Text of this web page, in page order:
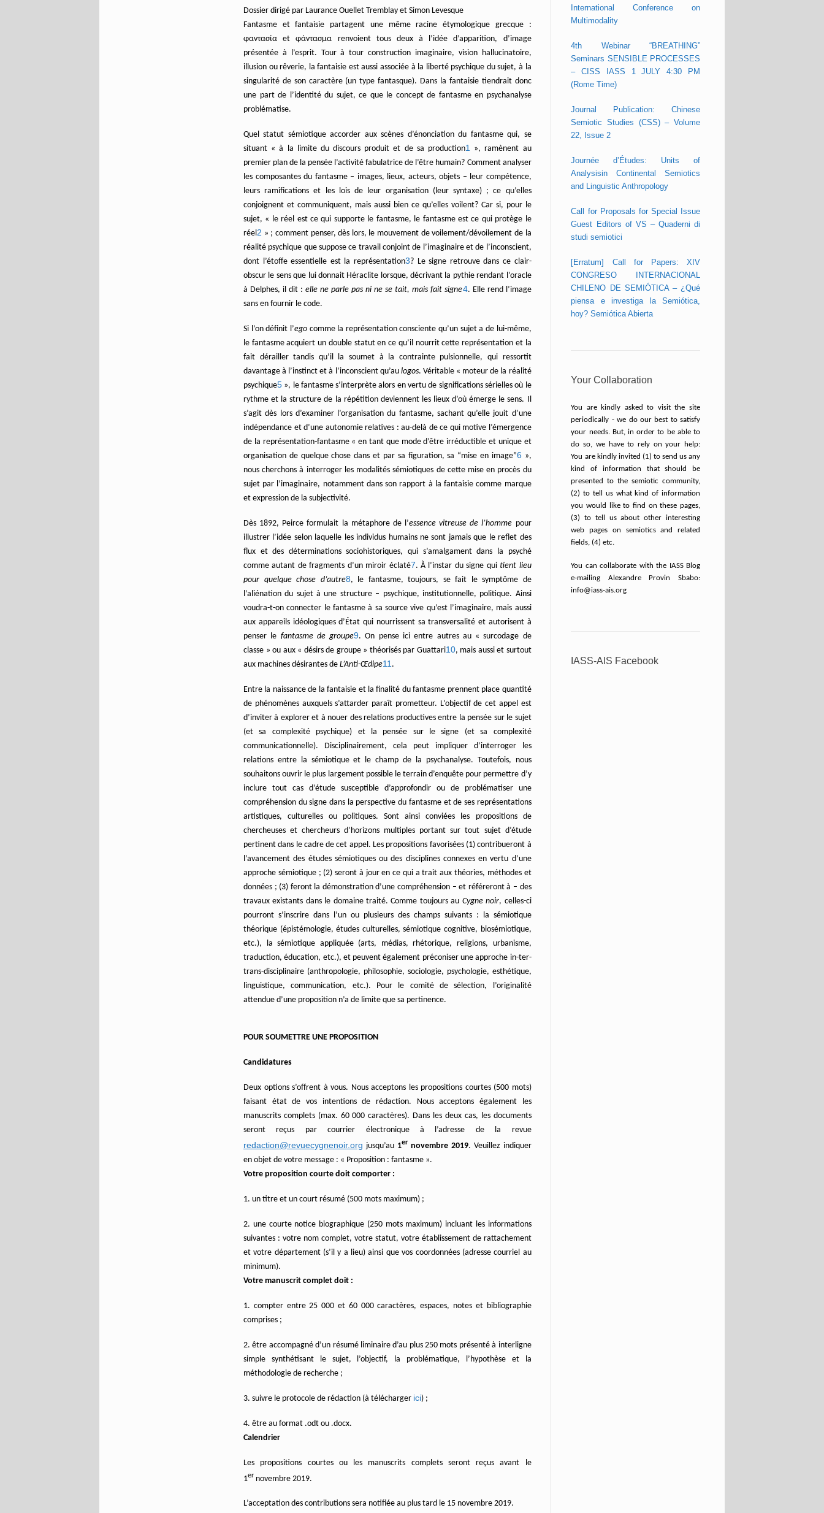
Dossier dirigé par Laurance Ouellet Tremblay et Simon Levesque
Fantasme et fantaisie partagent une même racine étymologique grecque :
φαντασία et φάντασμα renvoient tous deux à l’idée d’apparition, d’image
présentée à l’esprit. Tour à tour construction imaginaire, vision hallucinatoire,
illusion ou rêverie, la fantaisie est aussi associée à la liberté psychique du sujet, à la
singularité de son caractère (un type fantasque). Dans la fantaisie tiendrait donc
une part de l’identité du sujet, ce que le concept de fantasme en psychanalyse
problématise.
Quel statut sémiotique accorder aux scènes d’énonciation du fantasme qui, se
situant « à la limite du discours produit et de sa production1
», ramènent au
premier plan de la pensée l’activité fabulatrice de l’être humain? Comment analyser
les composantes du fantasme – images, lieux, acteurs, objets – leur compétence,
leurs ramifications et les lois de leur organisation (leur syntaxe) ; ce qu’elles
conjoignent et communiquent, mais aussi bien ce qu’elles voilent? Car si, pour le
sujet, « le réel est ce qui supporte le fantasme, le fantasme est ce qui protège le
réel2 » ; comment penser, dès lors, le mouvement de voilement/dévoilement de la
réalité psychique que suppose ce travail conjoint de l’imaginaire et de l’inconscient,
dont l’étoffe essentielle est la représentation3? Le signe retrouve dans ce clair-
obscur le sens que lui donnait Héraclite lorsque, décrivant la pythie rendant l’oracle
à Delphes, il dit :elle ne parle pas ni ne se tait, mais fait signe4. Elle rend l’image
sans en fournir le code.
Si l’on définit l’egocomme la représentation consciente qu’un sujet a de lui-même,
le fantasme acquiert un double statut en ce qu’il nourrit cette représentation et la
fait dérailler tandis qu’il la soumet à la contrainte pulsionnelle, qui ressortit
davantage à l’instinct et à l’inconscient qu’au logos. Véritable « moteur de la réalité
psychique5 », le fantasme s’interprète alors en vertu de significations sérielles où le
rythme et la structure de la répétition deviennent les lieux d’où émerge le sens. Il
s’agit dès lors d’examiner l’organisation du fantasme, sachant qu’elle jouit d’une
indépendance et d’une autonomie relatives : au-delà de ce qui motive l’émergence
de la représentation-fantasme « en tant que mode d’être irréductible et unique et
organisation de quelque chose dans et par sa figuration, sa “mise en image”6 »,
nous cherchons à interroger les modalités sémiotiques de cette mise en procès du
sujet par l’imaginaire, notamment dans son rapport à la fantaisie comme marque
et expression de la subjectivité.
Dès 1892, Peirce formulait la métaphore de l’essence vitreuse de l’homme pour
illustrer l’idée selon laquelle les individus humains ne sont jamais que le reflet des
flux et des déterminations sociohistoriques, qui s’amalgament dans la psyché
comme autant de fragments d’un miroir éclaté7. À l’instar du signe quitient lieu
pour quelque chose d’autre8, le fantasme, toujours, se fait le symptôme de
l’aliénation du sujet à une structure – psychique, institutionnelle, politique. Ainsi
voudra-t-on connecter le fantasme à sa source vive qu’est l’imaginaire, mais aussi
aux appareils idéologiques d’État qui nourrissent sa transversalité et autorisent à
penser le fantasme de groupe9. On pense ici entre autres au « surcodage de
classe » ou aux « désirs de groupe » théorisés par Guattari10, mais aussi et surtout
aux machines désirantes de L’Anti-Œdipe11 .
Entre la naissance de la fantaisie et la finalité du fantasme prennent place quantité
de phénomènes auxquels s’attarder paraît prometteur. L’objectif de cet appel est
d’inviter à explorer et à nouer des relations productives entre la pensée sur le sujet
(et sa complexité psychique) et la pensée sur le signe (et sa complexité
communicationnelle). Disciplinairement, cela peut impliquer d’interroger les
relations entre la sémiotique et le champ de la psychanalyse. Toutefois, nous
souhaitons ouvrir le plus largement possible le terrain d’enquête pour permettre d’y
inclure tout cas d’étude susceptible d’approfondir ou de problématiser une
compréhension du signe dans la perspective du fantasme et de ses représentations
artistiques, culturelles ou politiques. Sont ainsi conviées les propositions de
chercheuses et chercheurs d’horizons multiples portant sur tout sujet d’étude
pertinent dans le cadre de cet appel. Les propositions favorisées (1) contribueront à
l’avancement des études sémiotiques ou des disciplines connexes en vertu d’une
approche sémiotique ; (2) seront à jour en ce qui a trait aux théories, méthodes et
données ; (3) feront la démonstration d’une compréhension – et référeront à – des
travaux existants dans le domaine traité. Comme toujours au Cygne noir, celles-ci
pourront s’inscrire dans l’un ou plusieurs des champs suivants : la sémiotique
théorique (épistémologie, études culturelles, sémiotique cognitive, biosémiotique,
etc.), la sémiotique appliquée (arts, médias, rhétorique, religions, urbanisme,
traduction, éducation, etc.), et peuvent également préconiser une approche in-ter-
trans-disciplinaire (anthropologie, philosophie, sociologie, psychologie, esthétique,
linguistique, communication, etc.). Pour le comité de sélection, l’originalité
attendue d’une proposition n’a de limite que sa pertinence.
POUR SOUMETTRE UNE PROPOSITION
Candidatures
Deux options s’offrent à vous. Nous acceptons les propositions courtes (500 mots)
faisant état de vos intentions de rédaction. Nous acceptons également les
manuscrits complets (max. 60 000 caractères). Dans les deux cas, les documents
seront reçus par courrier électronique à l’adresse de la revue
redaction@revuecygnenoir.org jusqu’au 1er novembre 2019. Veuillez indiquer
en objet de votre message : « Proposition : fantasme ».
Votre proposition courte doit comporter :
1. un titre et un court résumé (500 mots maximum) ;
2. une courte notice biographique (250 mots maximum) incluant les informations
suivantes : votre nom complet, votre statut, votre établissement de rattachement
et votre département (s’il y a lieu) ainsi que vos coordonnées (adresse courriel au
minimum).
Votre manuscrit complet doit :
1. compter entre 25 000 et 60 000 caractères, espaces, notes et bibliographie
comprises ;
2. être accompagné d’un résumé liminaire d’au plus 250 mots présenté à interligne
simple synthétisant le sujet, l’objectif, la problématique, l’hypothèse et la
méthodologie de recherche ;
3. suivre le protocole de rédaction (à télécharger ici) ;
4. être au format .odt ou .docx.
Calendrier
Les propositions courtes ou les manuscrits complets seront reçus avant le
1er novembre 2019.
L’acceptation des contributions sera notifiée au plus tard le 15 novembre 2019.
International Conference on
Multimodality
4th Webinar “BREATHING”
Seminars SENSIBLE PROCESSES
– CISS IASS 1 JULY 4:30 PM
(Rome Time)
Journal Publication: Chinese
Semiotic Studies (CSS) – Volume
22, Issue 2
Journée d’Études: Units of
Analysisin Continental Semiotics
and Linguistic Anthropology
Call for Proposals for Special Issue
Guest Editors of VS – Quaderni di
studi semiotici
[Erratum] Call for Papers: XIV
CONGRESO INTERNACIONAL
CHILENO DE SEMIÓTICA – ¿Qué
piensa e investiga la Semiótica,
hoy? Semiótica Abierta
Your Collaboration
You are kindly asked to visit the site
periodically - we do our best to satisfy
your needs. But, in order to be able to
do so, we have to rely on your help:
You are kindly invited (1) to send us any
kind of information that should be
presented to the semiotic community,
(2) to tell us what kind of information
you would like to find on these pages,
(3) to tell us about other interesting
web pages on semiotics and related
fields, (4) etc.
You can collaborate with the IASS Blog
e-mailing Alexandre Provin Sbabo:
info@iass-ais.org
IASS-AIS Facebook